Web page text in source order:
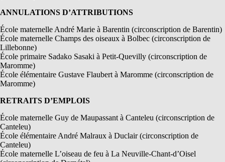
ANNULATIONS D’ATTRIBUTIONS
École maternelle André Marie à Barentin (circonscription de Barentin)
École maternelle Champs des oiseaux à Bolbec (circonscription de
Lillebonne)
École primaire Sadako Sasaki à Petit-Quevilly (circonscription de
Maromme)
École élémentaire Gustave Flaubert à Maromme (circonscription de
Maromme)
RETRAITS D’EMPLOIS
École maternelle Guy de Maupassant à Canteleu (circonscription de
Canteleu)
École élémentaire André Malraux à Duclair (circonscription de
Canteleu)
École maternelle L’oiseau de feu à La Neuville-Chant-d’Oisel